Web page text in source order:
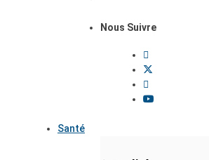
Nous Suivre
Santé